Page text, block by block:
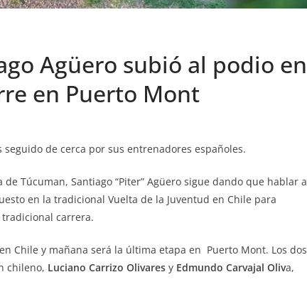
Agüero subió al podio en
en Puerto Mont
de cerca por sus entrenadores españoles.
Túcuman, Santiago “Piter” Agüero sigue dando que hablar a
en la tradicional Vuelta de la Juventud en Chile para
carrera.
Chile y mañana será la última etapa en Puerto Mont. Los dos
chileno, Luciano Carrizo Olivares y Edmundo Carvajal Oliva,